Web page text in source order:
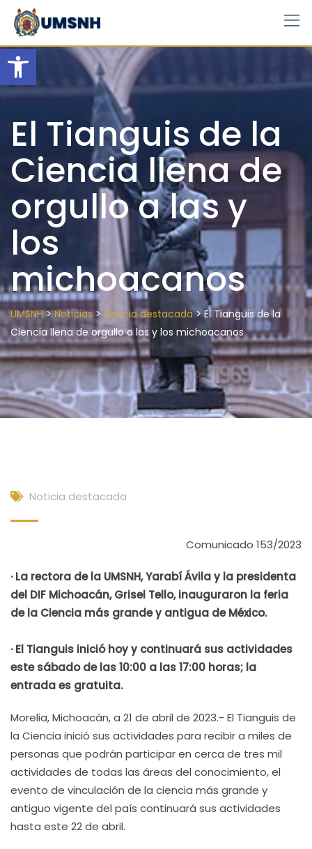
Open toolbar
Skip
content
El Tianguis de la
Ciencia llena de
orgullo a las y
los
michoacanos
UMSNH>Noticias> Noticia destacada>El Tianguis de la
Ciencia llena de orgullo a las y los michoacanos
Noticia destacada
Comunicado 153/2023
· La rectora de la UMSNH, Yarabí Ávila y la presidenta
del DIF Michoacán, Grisel Tello, inauguraron la feria
de la Ciencia más grande y antigua de México.
· El Tianguis inició hoy y continuará sus actividades
este sábado de las 10:00 a las 17:00 horas; la
entrada es gratuita.
Morelia, Michoacán, a 21 de abril de 2023.- El Tianguis de
la Ciencia inició sus actividades para recibir a miles de
personas que podrán participar en cerca de tres mil
actividades de todas las áreas del conocimiento, el
evento de vinculación de la ciencia más grande y
antiguo vigente del país continuará sus actividades
hasta este 22 de abril.